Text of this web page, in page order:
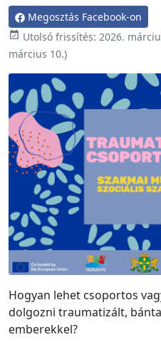
Megosztás Facebook-on
 Utolsó frissítés: 2026.
március 10.)
Hogyan lehet csoportos
dolgozni traumatizált,
emberekkel?